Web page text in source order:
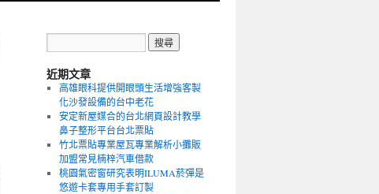
近期文章
高雄眼科提供開眼頭生活增強客製
化沙發設備的台中老花
安定新屋媒合的台北網頁設計教學
鼻子整形平台台北票貼
竹北票貼專業屋瓦專業解析小攤販
加盟常見楠梓汽車借款
桃園氣密窗研究表明ILUMA菸彈是
悠遊卡套專用手套訂製